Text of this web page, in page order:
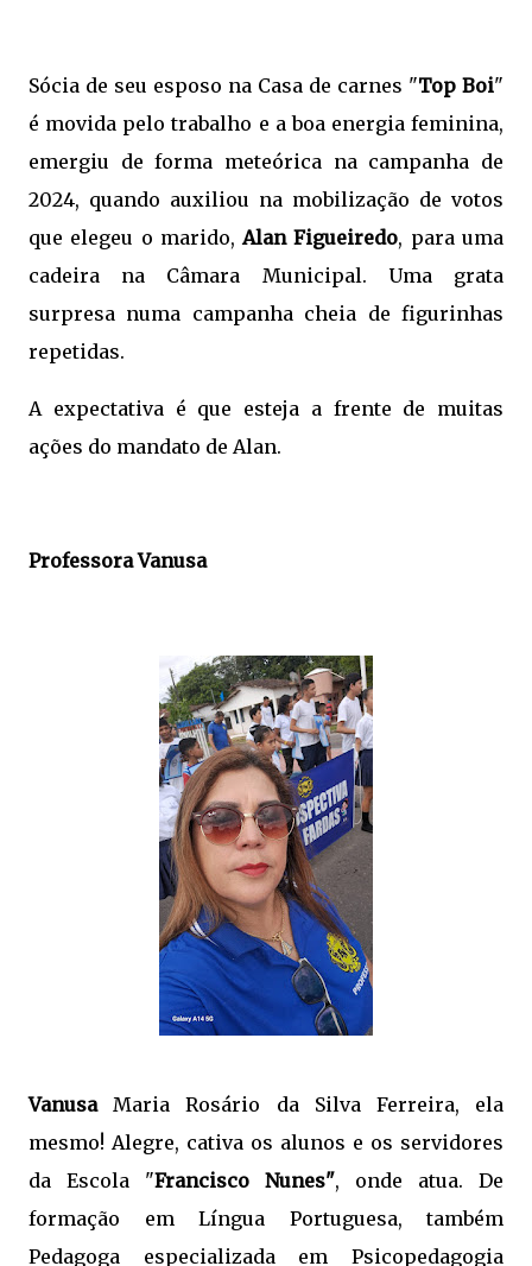
Sócia de seu esposo na Casa de carnes "Top Boi"
é movida pelo trabalho e a boa energia feminina,
emergiu de forma meteórica na campanha de
2024, quando auxiliou na mobilização de votos
que elegeu o marido,Alan Figueiredo, para uma
cadeira na Câmara Municipal. Uma grata
surpresa numa campanha cheia de figurinhas
repetidas.
A expectativa é que esteja a frente de muitas
ações do mandato de Alan.
Professora Vanusa
VanusaMaria Rosário da Silva Ferreira, ela
mesmo! Alegre, cativa os alunos e os servidores
da Escola "Francisco Nunes", onde atua. De
formação em Língua Portuguesa, também
Pedagoga especializada em Psicopedagogia